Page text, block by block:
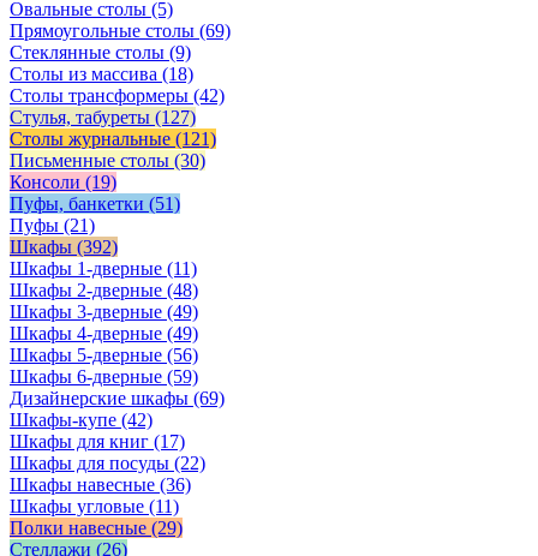
Овальные столы (5)
Прямоугольные столы (69)
Стеклянные столы (9)
Столы из массива (18)
Столы трансформеры (42)
Стулья, табуреты (127)
Столы журнальные (121)
Письменные столы (30)
Консоли (19)
Пуфы, банкетки (51)
Пуфы (21)
Шкафы (392)
Шкафы 1-дверные (11)
Шкафы 2-дверные (48)
Шкафы 3-дверные (49)
Шкафы 4-дверные (49)
Шкафы 5-дверные (56)
Шкафы 6-дверные (59)
Дизайнерские шкафы (69)
Шкафы-купе (42)
Шкафы для книг (17)
Шкафы для посуды (22)
Шкафы навесные (36)
Шкафы угловые (11)
Полки навесные (29)
Стеллажи (26)